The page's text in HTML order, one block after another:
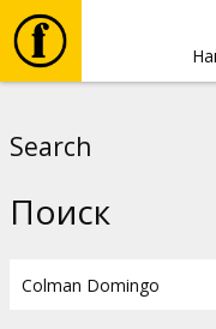
Search
Поиск